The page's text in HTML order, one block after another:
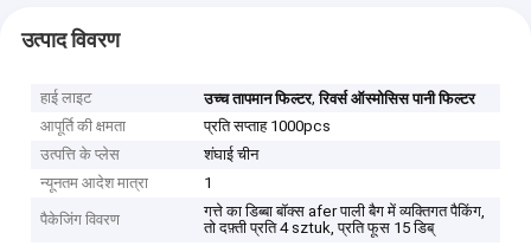
उत्पाद विवरण
हाई लाइट उच्च तापमान फिल्टर,रिवर्स ऑस्मोसिस पानी फिल्टर
आपूर्ति की क्षमता
प्रति सप्ताह 1000pcs
उत्पत्ति के प्लेस
शंघाई चीन
न्यूनतम आदेश मात्रा
1
पैकेजिंग विवरण
गत्ते का डिब्बा बॉक्स afer पाली बैग में व्यक्तिगत पैकिंग,
तो दफ़्ती प्रति 4 sztuk, प्रति फूस 15 डिब्